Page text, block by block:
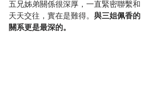
五兄姊弟關係很深厚，一直緊密聯繫和
天天交往，實在是難得。 與三姐佩香的
關系更是最深的。